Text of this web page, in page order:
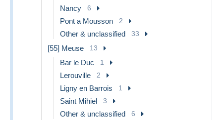
Nancy 6
Pont a Mousson 2
Other & unclassified 33
[55] Meuse 13
Bar le Duc 1
Lerouville 2
Ligny en Barrois 1
Saint Mihiel 3
Other & unclassified 6